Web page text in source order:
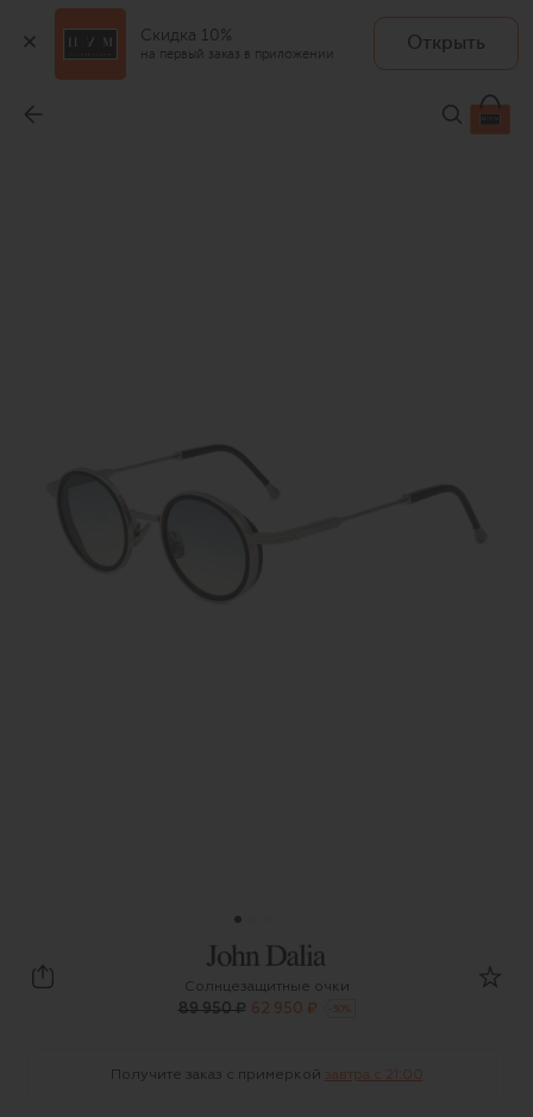
Скидка 10%
на первый заказ в приложении
Открыть
62 950 ₽
John Dalia
Солнцезащитные очки
89 950 ₽ 62 950 ₽ %
Получите заказ с примеркой завтра c 21:00